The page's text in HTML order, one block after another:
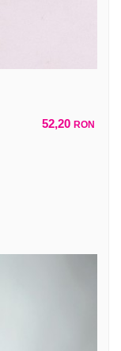
52,20 RON